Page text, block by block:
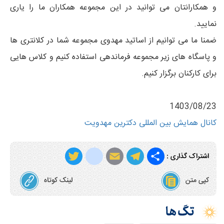
و همکارانتان می توانید در این مجموعه همکاران ما را یاری
نمایید.
ضمنا ما می توانیم از اساتید مهدوی مجموعه شما در کلانتری ها
و پاسگاه های زیر مجموعه فرماندهی استفاده کنیم و کلاس هایی
برای کارکنان برگزار کنیم.
1403/08/23
کانال همایش بین المللی دکترین مهدویت
اشتراک گذاری :
T
E
T
S
h
a
کپی متن لینک کوتاه